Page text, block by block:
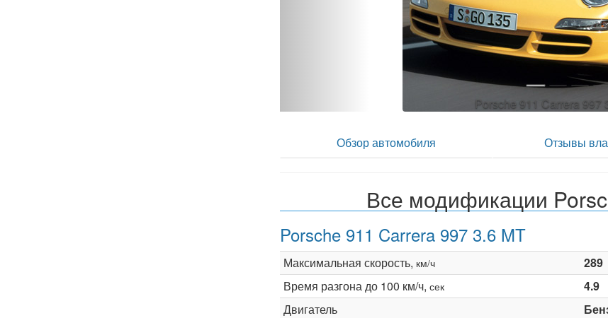
Porsche 911 Carrera 997
Обзор автомобиля Отзывы
Все модификации
Porsche 911 Carrera 997 3.6 MT
Максимальная скорость, км/ч
289
Время разгона до 100 км/ч, сек
4.9
Двигатель